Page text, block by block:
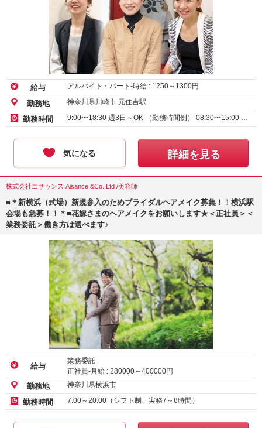
給与 アルバイト・パート-時給 : 1250～ 1300円
勤務地 神奈川県川崎市 元住吉駅
勤務時間 9:00〜18:30 週3日～OK （勤務時間例） 08:30〜15:00 …
気になる 詳細を見る
株式会社エサゥンス Aisance &Co.,Ltd /美容師
■＊新横浜（式場）新規参入のためブライダルヘアメイク募集！！横浜駅
会場も急募！！＊■花嫁さまのヘアメイクをお願いします★＜正社員＞＜
業務委託＞働き方は選べます♪
給与
業務委託
正社員-月給 : 280000～400000円
勤務地 神奈川県横浜市
勤務時間 7:00～20:00（シフト制、実務7～8時間）